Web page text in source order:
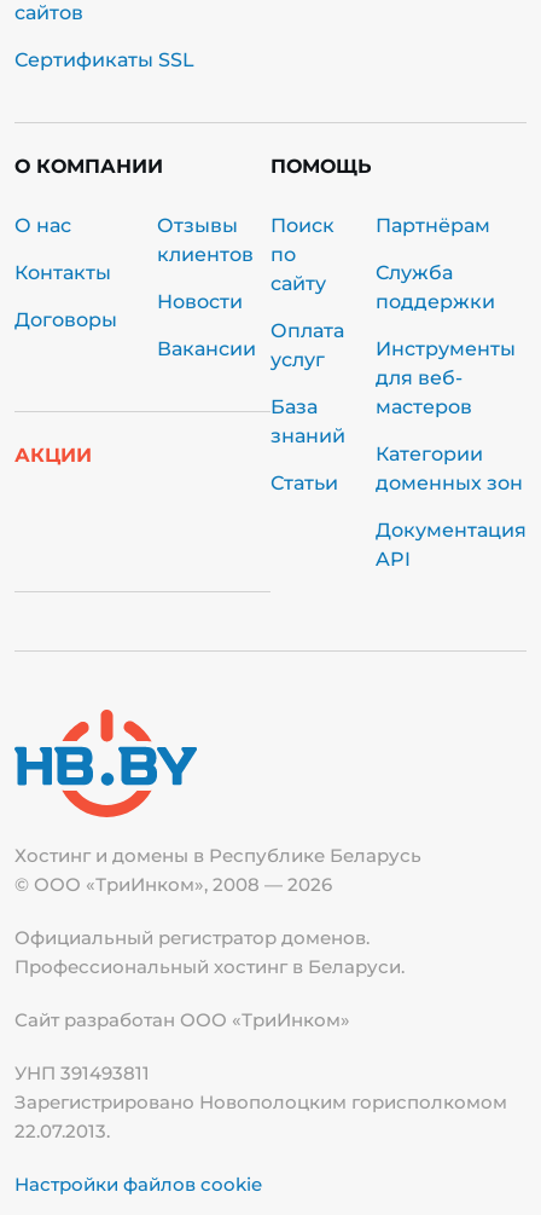
сайтов
Сертификаты SSL
О КОМПАНИИ
О нас
Контакты
Договоры
Отзывы
клиентов
Новости
Вакансии
АКЦИИ
ПОМОЩЬ
Поиск
по
сайту
Оплата
услуг
База
знаний
Статьи
Партнёрам
Служба
поддержки
Инструменты
для веб-
мастеров
Категории
доменных зон
Документация
API
Хостинг и домены в Республике Беларусь
© ООО «ТриИнком», 2008 — 2026
Официальный регистратор доменов.
Профессиональный хостинг в Беларуси.
Сайт разработан ООО «ТриИнком»
УНП 391493811
Зарегистрировано Новополоцким горисполкомом
22.07.2013.
Настройки файлов cookie